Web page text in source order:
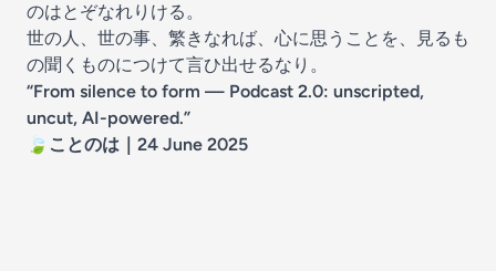
のはとぞなれりける。
世の人、世の事、繁きなれば、心に思うことを、見るも
の聞くものにつけて言ひ出せるなり。
“From silence to form — Podcast 2.0: unscripted,
uncut, AI-powered.”
🍃ことのは｜24 June 2025